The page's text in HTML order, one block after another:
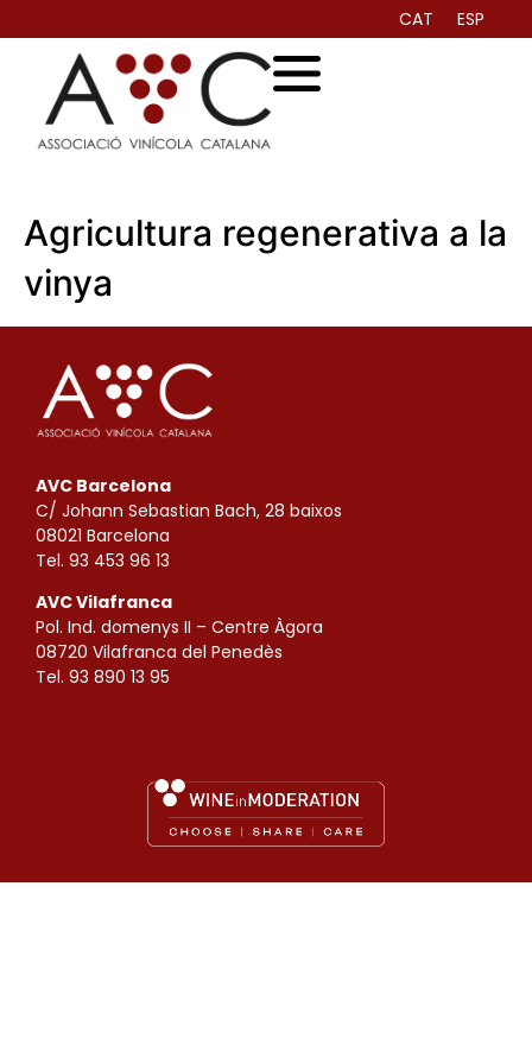
CAT ESP
Agricultura regenerativa a la
vinya
AVC Barcelona
C/ Johann Sebastian Bach, 28 baixos
08021 Barcelona
Tel. 93 453 96 13
AVC Vilafranca
Pol. Ind. domenys II – Centre Àgora
08720 Vilafranca del Penedès
Tel. 93 890 13 95